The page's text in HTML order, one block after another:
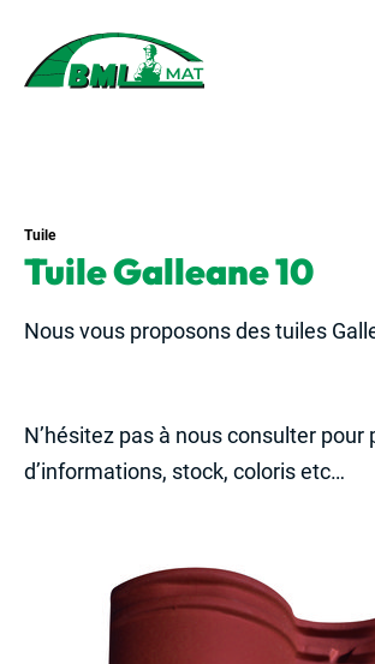
Tuile
Tuile Galleane 10
Nous vous proposons des tuiles
N’hésitez pas à nous consulter pour
d’informations, stock, coloris etc…